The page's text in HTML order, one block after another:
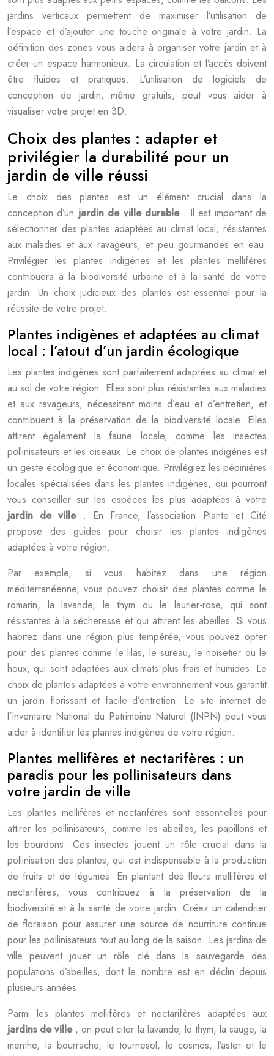
jardins verticaux permettent de maximiser l’utilisation de
l’espace et d’ajouter une touche originale à votre jardin. La
définition des zones vous aidera à organiser votre jardin et à
créer un espace harmonieux. La circulation et l’accès doivent
être fluides et pratiques. L’utilisation de logiciels de
conception de jardin, même gratuits, peut vous aider à
visualiser votre projet en 3D.
Choix des plantes : adapter et
privilégier la durabilité pour un
jardin de ville réussi
Le choix des plantes est un élément crucial dans la
conception d’un jardin de ville durable . Il est important de
sélectionner des plantes adaptées au climat local, résistantes
aux maladies et aux ravageurs, et peu gourmandes en eau.
Privilégier les plantes indigènes et les plantes mellifères
contribuera à la biodiversité urbaine et à la santé de votre
jardin. Un choix judicieux des plantes est essentiel pour la
réussite de votre projet.
Plantes indigènes et adaptées au climat
local : l’atout d’un jardin écologique
Les plantes indigènes sont parfaitement adaptées au climat et
au sol de votre région. Elles sont plus résistantes aux maladies
et aux ravageurs, nécessitent moins d’eau et d’entretien, et
contribuent à la préservation de la biodiversité locale. Elles
attirent également la faune locale, comme les insectes
pollinisateurs et les oiseaux. Le choix de plantes indigènes est
un geste écologique et économique. Privilégiez les pépinières
locales spécialisées dans les plantes indigènes, qui pourront
vous conseiller sur les espèces les plus adaptées à votre
jardin de ville . En France, l’association Plante et Cité
propose des guides pour choisir les plantes indigènes
adaptées à votre région.
Par exemple, si vous habitez dans une région
méditerranéenne, vous pouvez choisir des plantes comme le
romarin, la lavande, le thym ou le laurier-rose, qui sont
résistantes à la sécheresse et qui attirent les abeilles. Si vous
habitez dans une région plus tempérée, vous pouvez opter
pour des plantes comme le lilas, le sureau, le noisetier ou le
houx, qui sont adaptées aux climats plus frais et humides. Le
choix de plantes adaptées à votre environnement vous garantit
un jardin florissant et facile d’entretien. Le site internet de
l’Inventaire National du Patrimoine Naturel (INPN) peut vous
aider à identifier les plantes indigènes de votre région.
Plantes mellifères et nectarifères : un
paradis pour les pollinisateurs dans
votre jardin de ville
Les plantes mellifères et nectarifères sont essentielles pour
attirer les pollinisateurs, comme les abeilles, les papillons et
les bourdons. Ces insectes jouent un rôle crucial dans la
pollinisation des plantes, qui est indispensable à la production
de fruits et de légumes. En plantant des fleurs mellifères et
nectarifères, vous contribuez à la préservation de la
biodiversité et à la santé de votre jardin. Créez un calendrier
de floraison pour assurer une source de nourriture continue
pour les pollinisateurs tout au long de la saison. Les jardins de
ville peuvent jouer un rôle clé dans la sauvegarde des
populations d’abeilles, dont le nombre est en déclin depuis
plusieurs années.
Parmi les plantes mellifères et nectarifères adaptées aux
jardins de ville , on peut citer la lavande, le thym, la sauge, la
menthe, la bourrache, le tournesol, le cosmos, l’aster et le